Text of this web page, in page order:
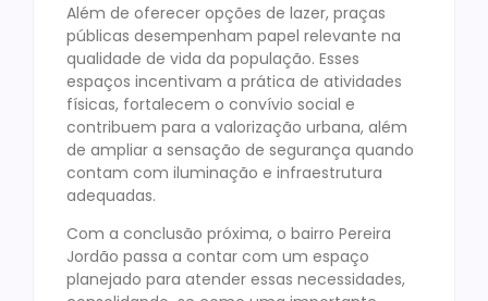
Além de oferecer opções de lazer, praças
públicas desempenham papel relevante na
qualidade de vida da população. Esses
espaços incentivam a prática de atividades
físicas, fortalecem o convívio social e
contribuem para a valorização urbana, além
de ampliar a sensação de segurança quando
contam com iluminação e infraestrutura
adequadas.
Com a conclusão próxima, o bairro Pereira
Jordão passa a contar com um espaço
planejado para atender essas necessidades,